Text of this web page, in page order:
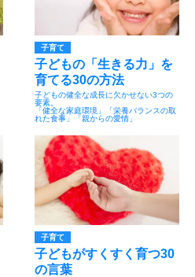
子育て
子どもの「生きる力」を
育てる30の方法
子どもの健全な成長に欠かせない3つの
要素。
「健全な家庭環境」「栄養バランスの取
れた食事」「親からの愛情」
子育て
子どもがすくすく育つ30
の言葉